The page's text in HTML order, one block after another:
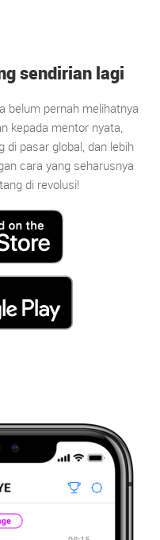
sendirian lagi
belum pernah melihatnya
kepada mentor nyata,
di pasar global, dan lebih
cara yang seharusnya
di revolusi!